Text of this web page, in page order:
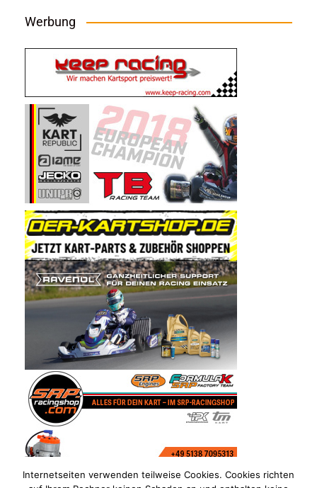
Werbung
Internetseiten verwenden teilweise Cookies. Cookies richten